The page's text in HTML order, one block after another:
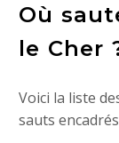
Où
le Cher
Voici la liste
sauts